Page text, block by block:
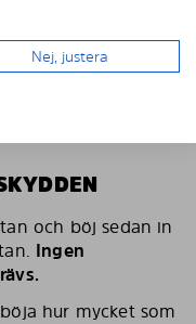
och böj sedan in
Ingen
hur mycket som
Nej, justera